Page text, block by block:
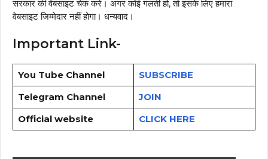
सरकार की वेबसाइट चेक करें। अगर कोई गलती हो, तो इसके लिए हमारा
वेबसाइट जिम्मेदार नहीं होगा। धन्यवाद।
Important Link-
You Tube Channel
SUBSCRIBE
Telegram Channel
JOIN
Official website
CLICK HERE